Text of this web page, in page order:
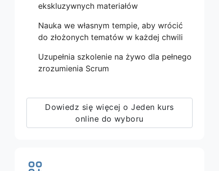
ekskluzywnych materiałów
Nauka we własnym tempie, aby wrócić
do złożonych tematów w każdej chwili
Uzupełnia szkolenie na żywo dla pełnego
zrozumienia Scrum
Dowiedz się więcej o Jeden kurs
online do wyboru